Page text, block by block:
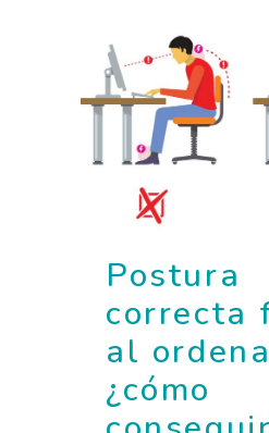
Postura
correcta
al
¿cómo